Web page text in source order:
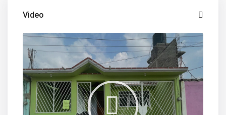
Video